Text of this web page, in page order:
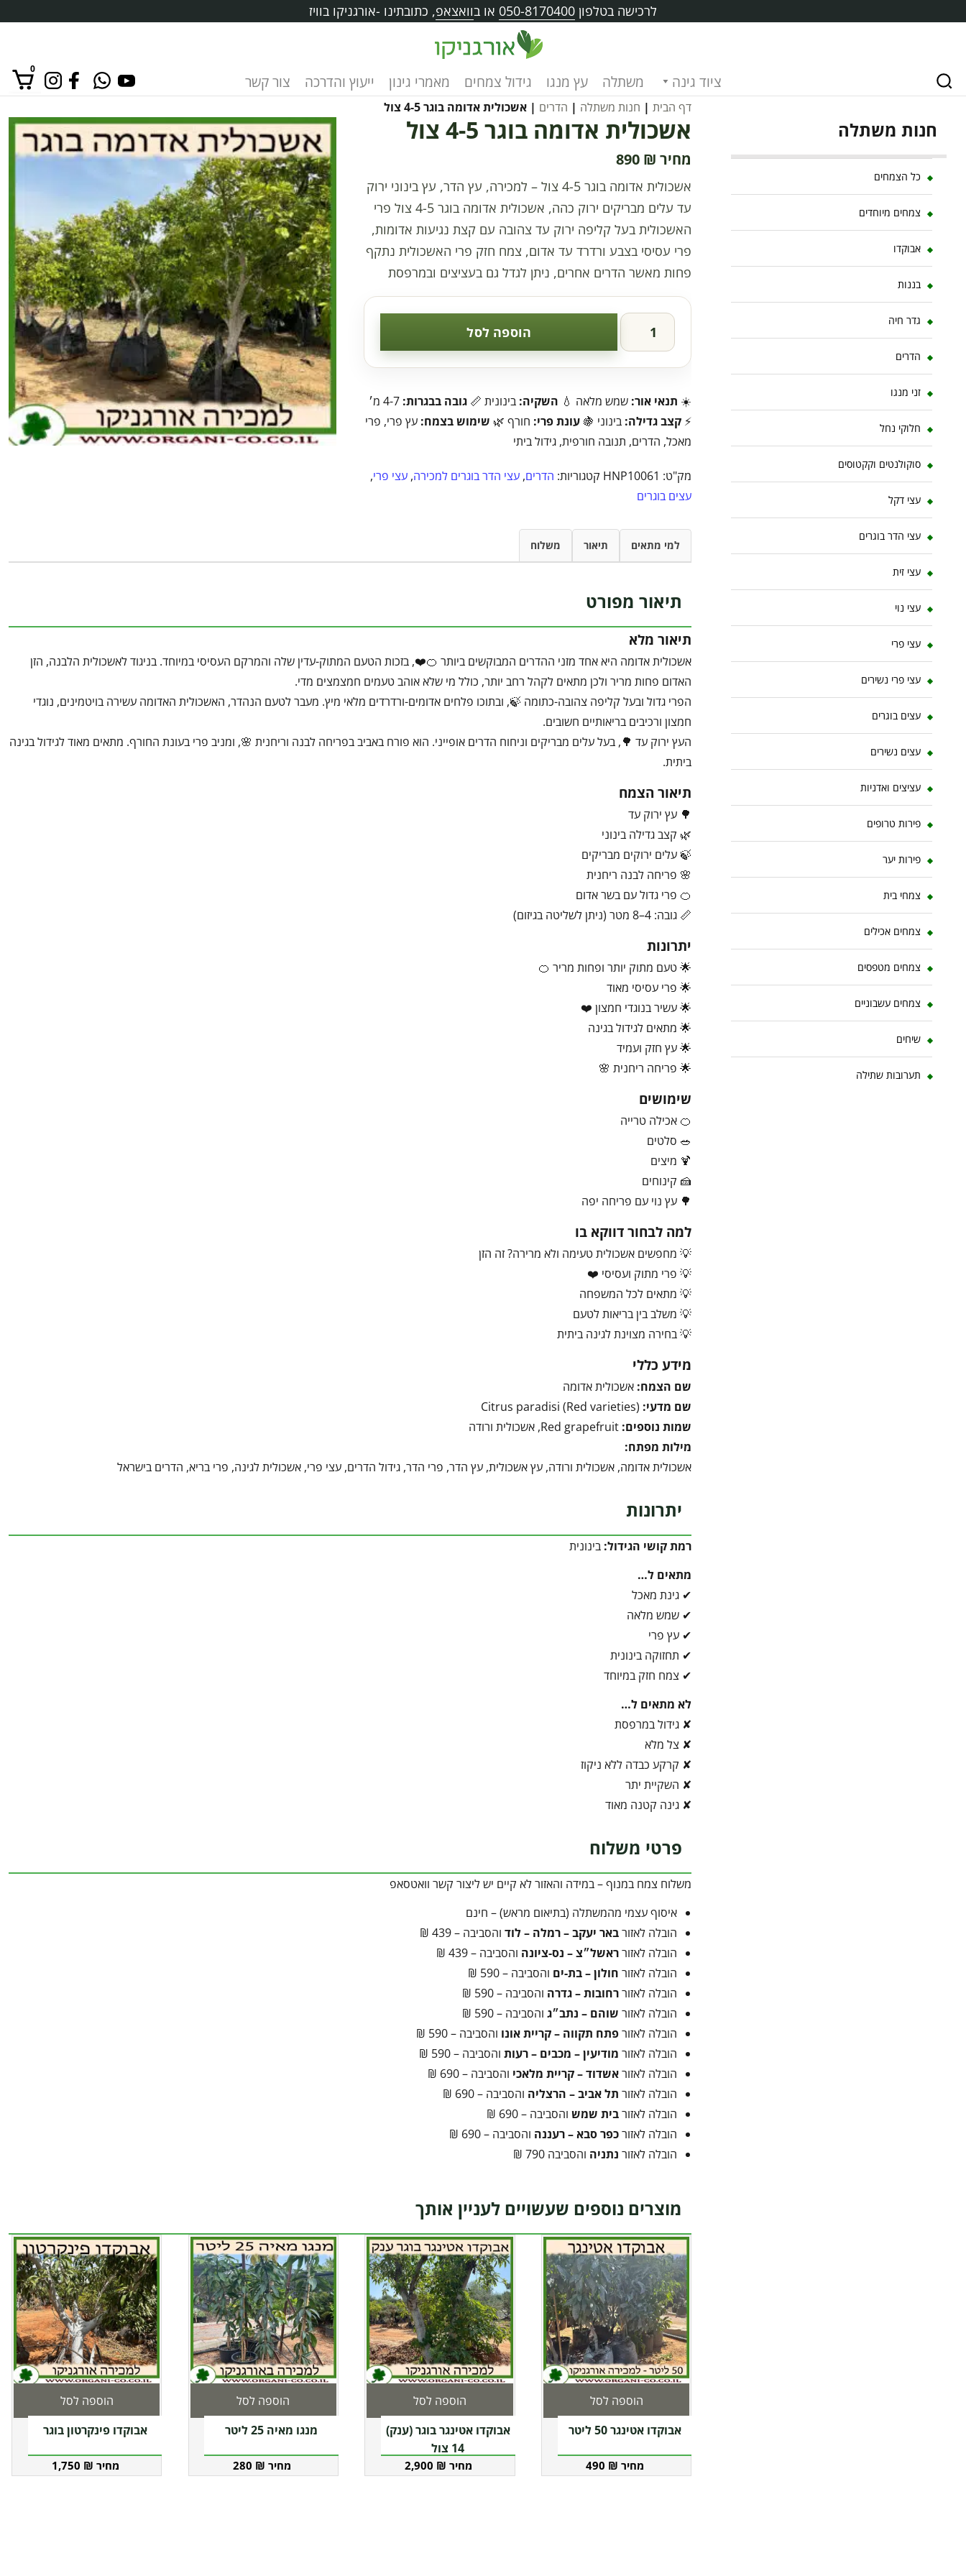
לרכישה בטלפון 050-8170400 או בוואצאפ, כתובתינו -אורגניקו בוויז
ציוד גינה משתלה עץ מנגו גידול צמחים מאמרי גינון ייעוץ והדרכה צור קשר
0
אין מוצרים בסל הקניות.
דף הבית| חנות משתלה | הדרים | אשכולית אדומה בוגר 4-5 צול
אשכולית אדומה בוגר 4-5 צול
890 ₪
אשכולית אדומה בוגר 4-5 צול – למכירה, עץ הדר, עץ בינוני ירוק
עד עלים מבריקים ירוק כהה, אשכולית אדומה בוגר 4-5 צול פרי
האשכולית בעל קליפה ירוק עד צהובה עם קצת נגיעות אדומות,
פרי עסיסי בצבע ורדרד עד אדום, צמח חזק פרי האשכולית נתקף
פחות מאשר הדרים אחרים, ניתן לגדל גם בעציצים ובמרפסת
כמות
של
אשכולית
אדומה
4-
הוספה לסל
☀️ תנאי אור: שמש מלאה 💧 השקיה: בינונית 📏 גובה בבגרות:
4-7 מ׳
⚡ קצב גדילה: בינוני 🍇 עונת פרי: חורף 🌿 שימוש בצמח: עץ פרי, פרי
מאכל, הדרים, תנובה חורפית, גידול ביתי
מק"ט: HNP10061 קטגוריות: הדרים, עצי הדר בוגרים למכירה, עצי פרי,
עצים בוגרים
למי מתאים תיאור משלוח
תיאור מפורט
תיאור מלא
אשכולית אדומה היא אחד מזני ההדרים המבוקשים ביותר 🍊❤️, בזכות הטעם המתוק-עדין שלה והמרקם העסיסי במיוחד. בניגוד לאשכולית הלבנה, הזן
האדום פחות מריר ולכן מתאים לקהל רחב יותר, כולל מי שלא אוהב טעמים חמצמצים מדי.
הפרי גדול ובעל קליפה צהובה-כתומה 🍃, ובתוכו פלחים אדומים-ורדרדים מלאי מיץ. מעבר לטעם הנהדר, האשכולית האדומה עשירה בויטמינים, נוגדי
חמצון ורכיבים בריאותיים חשובים.
העץ ירוק עד 🌳, בעל עלים מבריקים וניחוח הדרים אופייני. הוא פורח באביב בפריחה לבנה וריחנית 🌸, ומניב פרי בעונת החורף. מתאים מאוד לגידול בגינה
ביתית.
תיאור הצמח
🌳 עץ ירוק עד
🌿 קצב גדילה בינוני
🍃 עלים ירוקים מבריקים
🌸 פריחה לבנה ריחנית
🍊 פרי גדול עם בשר אדום
📏 גובה: 4–8 מטר (ניתן לשליטה בגיזום)
יתרונות
🌟 טעם מתוק יותר ופחות מריר 🍊
🌟 פרי עסיסי מאוד
🌟 עשיר בנוגדי חמצון ❤️
🌟 מתאים לגידול בגינה
🌟 עץ חזק ועמיד
🌟 פריחה ריחנית 🌸
שימושים
🍊 אכילה טרייה
🥗 סלטים
🍹 מיצים
🍰 קינוחים
🌳 עץ נוי עם פריחה יפה
למה לבחור דווקא בו
💡 מחפשים אשכולית טעימה ולא מרירה? זה הזן
💡 פרי מתוק ועסיסי ❤️
💡 מתאים לכל המשפחה
💡 משלב בין בריאות לטעם
💡 בחירה מצוינת לגינה ביתית
מידע כללי
שם הצמח: אשכולית אדומה
שם מדעי:
שמות נוספים:
מילות מפתח:
אשכולית אדומה, אשכולית ורודה, עץ אשכולית, עץ הדר, פרי הדר, גידול הדרים, עצי פרי, אשכולית לגינה, פרי בריא, הדרים בישראל
יתרונות
רמת קושי הגידול: בינונית
מתאים ל…
✔ גינת מאכל
✔ שמש מלאה
✔ עץ פרי
✔ תחזוקה בינונית
✔ צמח חזק במיוחד
לא מתאים ל…
✘ גידול במרפסת
✘ צל מלא
✘ קרקע כבדה ללא ניקוז
✘ השקיית יתר
✘ גינה קטנה מאוד
פרטי משלוח
משלוח צמח במנוף – במידה והאזור לא קיים יש ליצור קשר וואטסאפ
איסוף עצמי מהמשתלה (בתיאום מראש) – חינם
הובלה לאזורבאר יעקב – רמלה – לוד והסביבה – 439 ₪
הובלה לאזורראשל״צ – נס-ציונה והסביבה – 439 ₪
הובלה לאזור חולון – בת-ים והסביבה – 590 ₪
הובלה לאזוררחובות – גדרה והסביבה – 590 ₪
הובלה לאזור שוהם – נתב״גוהסביבה – 590 ₪
הובלה לאזורפתח תקווה – קריית אונו והסביבה – 590 ₪
הובלה לאזור מודיעין – מכבים – רעותוהסביבה – 590 ₪
הובלה לאזוראשדוד – קריית מלאכי והסביבה – 690 ₪
הובלה לאזור תל אביב – הרצליה והסביבה – 690 ₪
הובלה לאזורבית שמשוהסביבה – 690 ₪
הובלה לאזורכפר סבא – רעננה והסביבה – 690 ₪
הובלה לאזור נתניה והסביבה 790 ₪
מוצרים נוספים שעשויים לעניין אותך
אבוקדו אטינגר 50 ליטר
490 ₪
הוספה לסל
אבוקדו אטינגר בוגר (ענק)
14 צול
2,900 ₪
הוספה לסל
מנגו מאיה 25 ליטר
280 ₪
הוספה לסל
אבוקדו פינקרטון בוגר
1,750 ₪
הוספה לסל
חנות משתלה
כל הצמחים
צמחים מיוחדים
אבוקדו
בננות
גדר חיה
הדרים
זני מנגו
חלוקי נחל
סוקולנטים וקקטוסים
עצי דקל
עצי הדר בוגרים
עצי זית
עצי נוי
עצי פרי
עצי פרי נשירים
עצים בוגרים
עצים נשירים
עציצים ואדניות
פירות טרופים
פירות יער
צמחי בית
צמחים אכילים
צמחים מטפסים
צמחים עשבוניים
שיחים
תערובות שתילה